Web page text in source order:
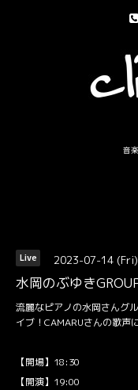
音
Live 2023-07-14
水岡のぶゆき
流麗なピアノの水岡さんグ
イブ！CAMARUさんの歌声
【開場】18:30
【開演】19:00